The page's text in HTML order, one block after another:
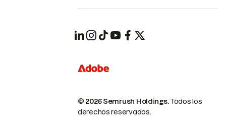
© 2026 Semrush Holdings.Todos los
derechos reservados.